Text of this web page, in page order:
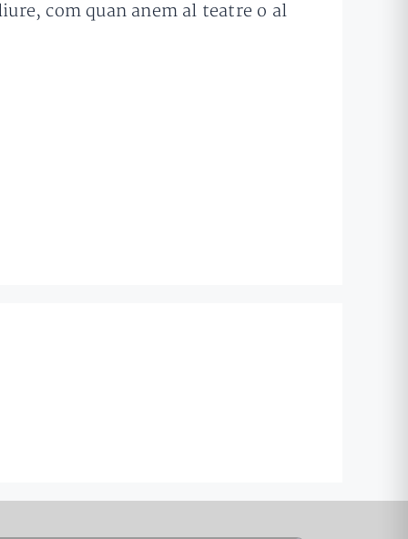
com quan anem al teatre o al